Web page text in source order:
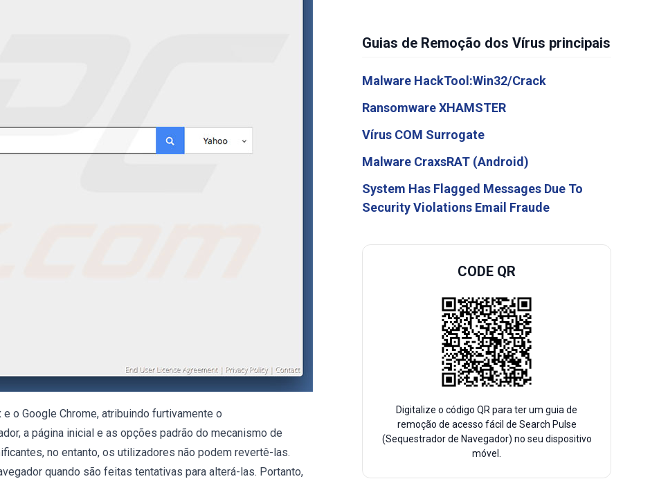
o Google Chrome, atribuindo furtivamente o
a página inicial e as opções padrão do mecanismo de
no entanto, os utilizadores não podem revertê-las.
quando são feitas tentativas para alterá-las. Portanto,
Guias de Remoção dos Vírus principais
Malware HackTool:Win32/Crack
Ransomware XHAMSTER
Vírus COM Surrogate
Malware CraxsRAT (Android)
System Has Flagged Messages Due To
Security Violations Email Fraude
CODE QR
Digitalize o código QR para ter um guia de
remoção de acesso fácil de Search Pulse
(Sequestrador de Navegador) no seu dispositivo
móvel.